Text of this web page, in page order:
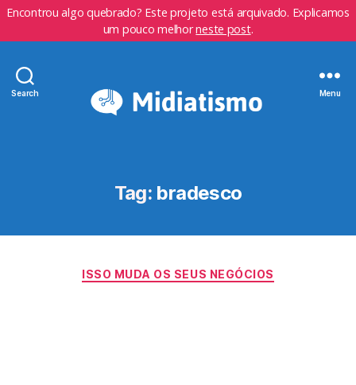
Encontrou algo quebrado? Este projeto está arquivado. Explicamos
um pouco melhorneste post.
Search Menu
Tag: bradesco
Categorias
ISSO MUDA OS SEUS NEGÓCIOS